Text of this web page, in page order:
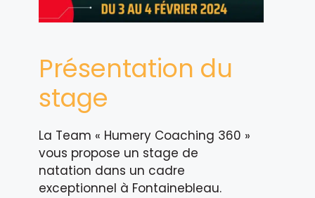
Présentation du
stage
La Team « Humery Coaching 360 »
vous propose un stage de
natation dans un cadre
exceptionnel à Fontainebleau.